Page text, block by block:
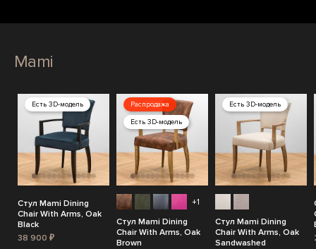
Mami
Есть 3D-модель
Стул Mami Dining
Chair With Arms, Oak
Black
38 900 ₽
Распродажа
Есть 3D-модель
+1
Стул Mami Dining
Chair With Arms, Oak
Brown
Есть 3D-модель
Стул Mami Dining
Chair With Arms, Oak
Sandwashed